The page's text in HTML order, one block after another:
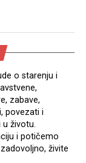
o starenju i
zabave,
povezati i
u životu.
i potičemo
živite